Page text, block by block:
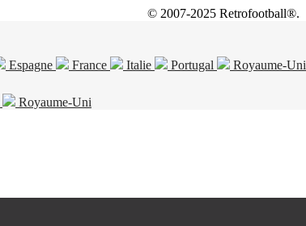
© 2007-2025 Retrofootball®.
Espagne France Italie Portugal Royaume-Uni
Royaume-Uni